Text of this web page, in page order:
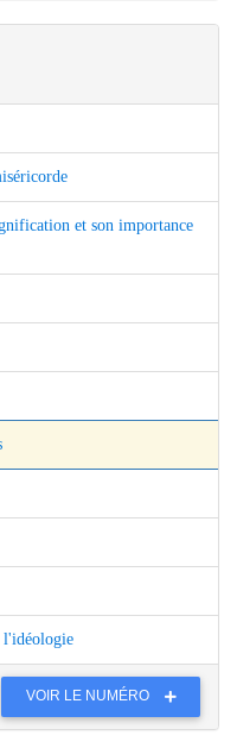
et son importance
l'idéologie
VOIR LE NUMÉRO